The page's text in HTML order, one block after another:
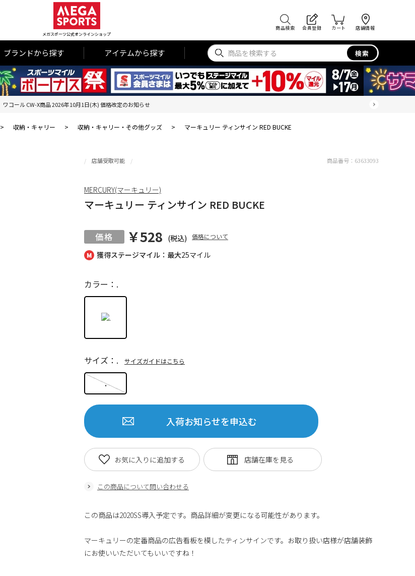
メガスポーツ公式オンラインショップ
商品検索 会員登録 カート 店舗情報
ブランドから探す アイテムから探す 検索
ワコール CW-X商品 2026年10月1日(木) 価格改定のお知らせ
> 収納・キャリー > 収納・キャリー・その他グッズ > マーキュリー ティンサイン RED BUCKE
獲得ステージマイル：最大25マイル
店舗受取可能
マーキュリー ティンサイン RED BUCKE
￥528 (税込) 価格について
カラー：.
.
サイズ：. サイズガイドはこちら
入荷お知らせを申込む
この商品について問い合わせる
お気に入りに追加する
商品番号： 63633093
MERCURY(マーキュリー)
この商品は2020SS導入予定です。商品詳細が変更になる可能性があります。
マーキュリーの定番商品の広告看板を模したティンサインです。お取り扱い店様が店舗装飾
にお使いいただいてもいいですね！